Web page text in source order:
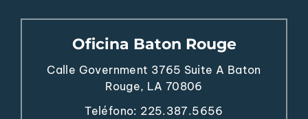
Oficina Baton Rouge
Calle Government 3765 Suite A Baton
Rouge, LA 70806
Teléfono: 225.387.5656